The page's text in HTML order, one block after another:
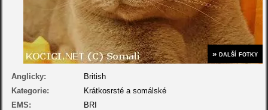
» další fotky
Anglicky:
British
Kategorie:
Krátkosrsté a somálské
EMS:
BRI